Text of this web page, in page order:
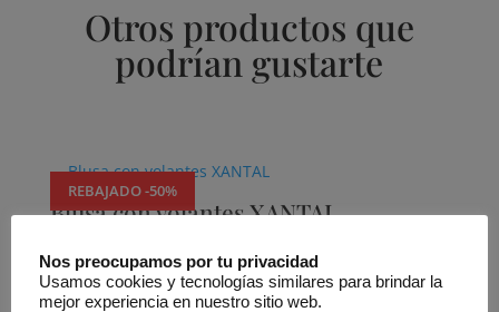
Otros productos que
podrían gustarte
REBAJADO -50%
Blusa con volantes XANTAL
Nos preocupamos por tu privacidad
Usamos cookies y tecnologías similares para brindar la
mejor experiencia en nuestro sitio web.